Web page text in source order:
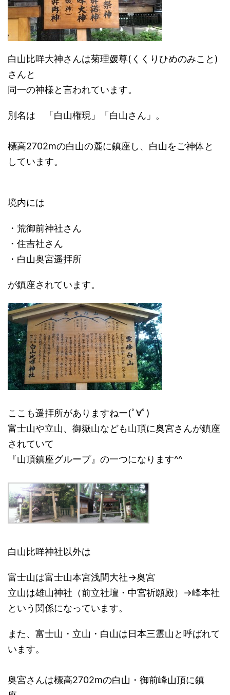
白山比咩大神さんは菊理媛尊(くくりひめのみこと)
さんと
同一の神様と言われています。
別名は 「白山権現」「白山さん」。
標高2702mの白山の麓に鎮座し、白山をご神体と
しています。
境内には
・荒御前神社さん
・住吉社さん
・白山奥宮遥拝所
が鎮座されています。
ここも遥拝所がありますねー(ﾟ∀ﾟ)
富士山や立山、御嶽山なども山頂に奥宮さんが鎮座
されていて
『山頂鎮座グループ』の一つになります^^
白山比咩神社以外は
富士山は富士山本宮浅間大社→奥宮
立山は雄山神社（前立社壇・中宮祈願殿）→峰本社
という関係になっています。
また、富士山・立山・白山は日本三霊山と呼ばれて
います。
奥宮さんは標高2702mの白山・御前峰山頂に鎮